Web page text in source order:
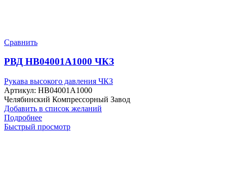
Сравнить
РВД HB04001A1000 ЧКЗ
Рукава высокого давления ЧКЗ
Артикул: HB04001A1000
Челябинский Компрессорный Завод
Добавить в список желаний
Подробнее
Быстрый просмотр